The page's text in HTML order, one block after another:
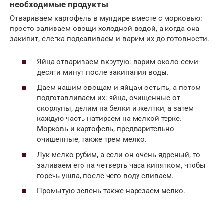
необходимые продукты
Отвариваем картофель в мундире вместе с морковью:
просто заливаем овощи холодной водой, а когда она
закипит, слегка подсаливаем и варим их до готовности.
Яйца отвариваем вкрутую: варим около семи-
десяти минут после закипания воды.
Даем нашим овощам и яйцам остыть, а потом
подготавливаем их: яйца, очищенные от
скорлупы, делим на белки и желтки, а затем
каждую часть натираем на мелкой терке.
Морковь и картофель, предварительно
очищенные, также трем мелко.
Лук мелко рубим, а если он очень ядреный, то
заливаем его на четверть часа кипятком, чтобы
горечь ушла, после чего воду сливаем.
Промытую зелень также нарезаем мелко.